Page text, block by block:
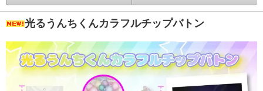
光るうんちくんカラフルチップバトン